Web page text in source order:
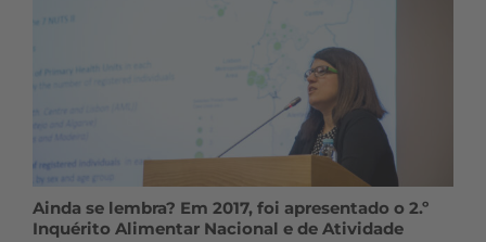
Ainda se lembra? Em 2017, foi apresentado o 2.º
Inquérito Alimentar Nacional e de Atividade